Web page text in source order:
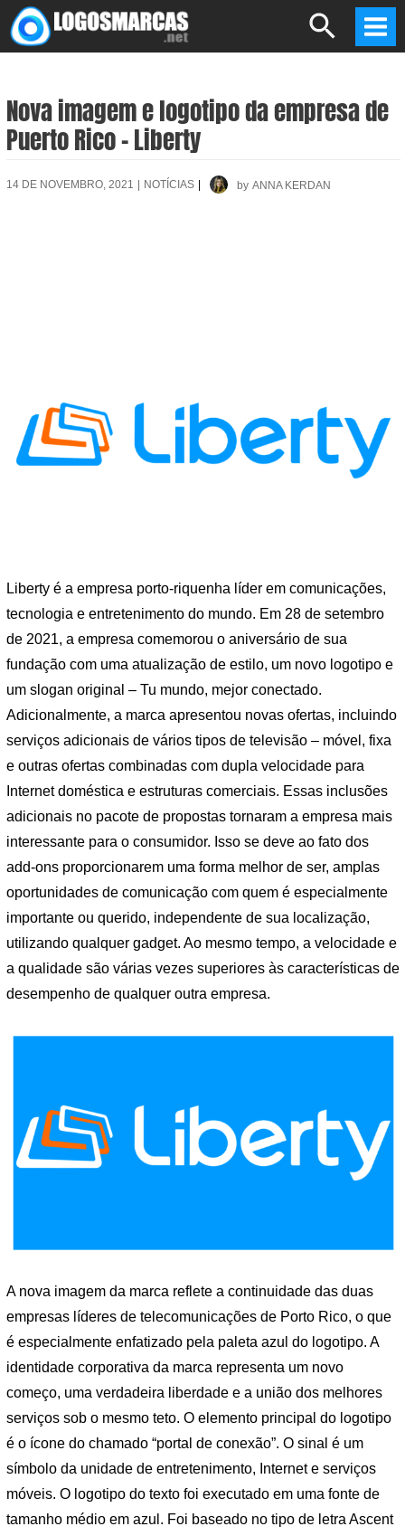
Skip
to
Search
Nova imagem e logotipo da empresa de
Puerto Rico – Liberty
14 DE NOVEMBRO, 2021 NOTÍCIAS by ANNA KERDAN
Liberty é a empresa porto-riquenha líder em comunicações,
tecnologia e entretenimento do mundo. Em 28 de setembro
de 2021, a empresa comemorou o aniversário de sua
fundação com uma atualização de estilo, um novo logotipo e
um slogan original – Tu mundo, mejor conectado.
Adicionalmente, a marca apresentou novas ofertas, incluindo
serviços adicionais de vários tipos de televisão – móvel, fixa
e outras ofertas combinadas com dupla velocidade para
Internet doméstica e estruturas comerciais. Essas inclusões
adicionais no pacote de propostas tornaram a empresa mais
interessante para o consumidor. Isso se deve ao fato dos
add-ons proporcionarem uma forma melhor de ser, amplas
oportunidades de comunicação com quem é especialmente
importante ou querido, independente de sua localização,
utilizando qualquer gadget. Ao mesmo tempo, a velocidade e
a qualidade são várias vezes superiores às características de
desempenho de qualquer outra empresa.
A nova imagem da marca reflete a continuidade das duas
empresas líderes de telecomunicações de Porto Rico, o que
é especialmente enfatizado pela paleta azul do logotipo. A
identidade corporativa da marca representa um novo
começo, uma verdadeira liberdade e a união dos melhores
serviços sob o mesmo teto. O elemento principal do logotipo
é o ícone do chamado “portal de conexão”. O sinal é um
símbolo da unidade de entretenimento, Internet e serviços
móveis. O logotipo do texto foi executado em uma fonte de
tamanho médio em azul. Foi baseado no tipo de letra Ascent